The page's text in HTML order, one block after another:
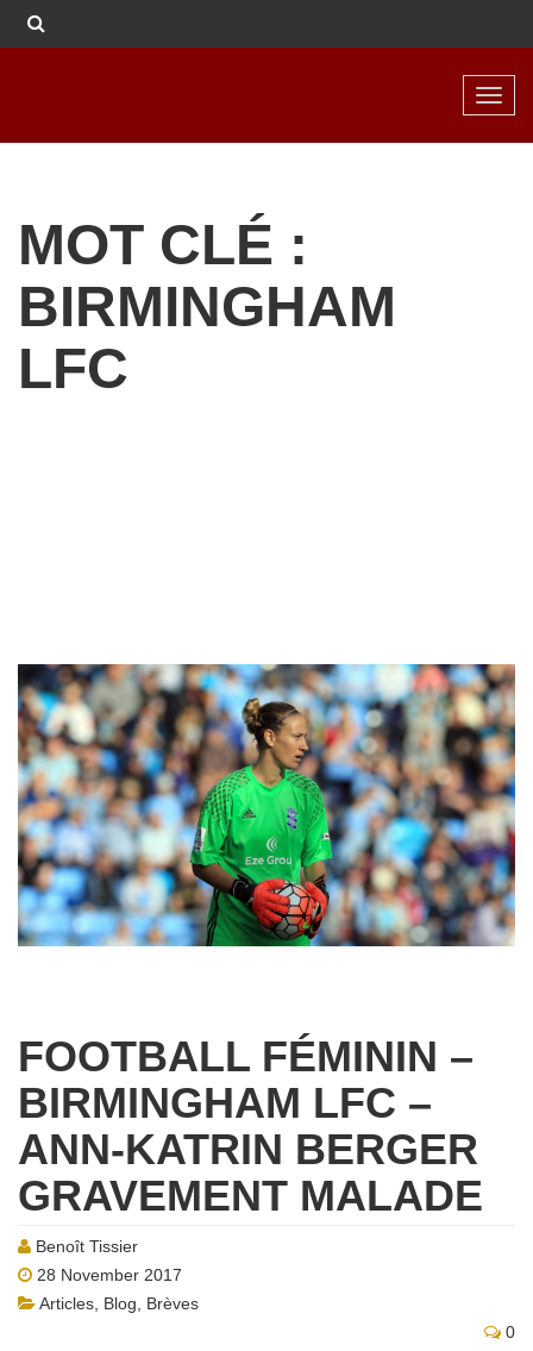
MOT CLÉ :
BIRMINGHAM
LFC
FOOTBALL FÉMININ –
BIRMINGHAM LFC –
ANN-KATRIN BERGER
GRAVEMENT MALADE
Benoît Tissier
28 November 2017
Articles Blog
Brèves
0